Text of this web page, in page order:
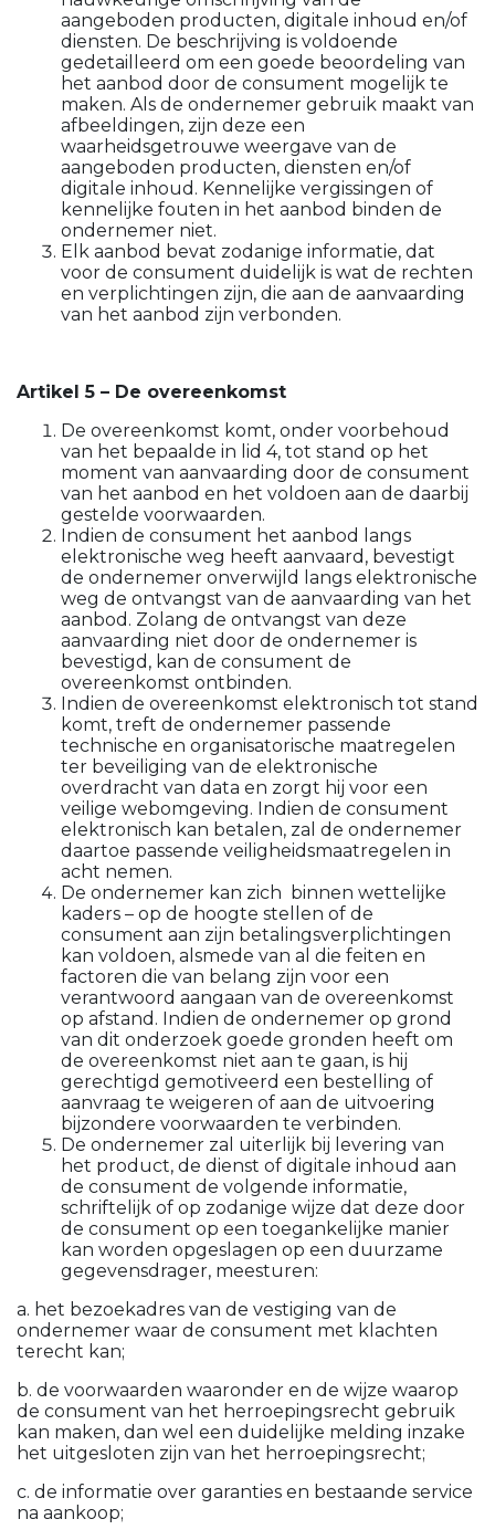
aangeboden producten, digitale inhoud en/of
diensten. De beschrijving is voldoende
gedetailleerd om een goede beoordeling van
het aanbod door de consument mogelijk te
maken. Als de ondernemer gebruik maakt van
afbeeldingen, zijn deze een
waarheidsgetrouwe weergave van de
aangeboden producten, diensten en/of
digitale inhoud. Kennelijke vergissingen of
kennelijke fouten in het aanbod binden de
ondernemer niet.
Elk aanbod bevat zodanige informatie, dat
voor de consument duidelijk is wat de rechten
en verplichtingen zijn, die aan de aanvaarding
van het aanbod zijn verbonden.
Artikel 5 – De overeenkomst
De overeenkomst komt, onder voorbehoud
van het bepaalde in lid 4, tot stand op het
moment van aanvaarding door de consument
van het aanbod en het voldoen aan de daarbij
gestelde voorwaarden.
Indien de consument het aanbod langs
elektronische weg heeft aanvaard, bevestigt
de ondernemer onverwijld langs elektronische
weg de ontvangst van de aanvaarding van het
aanbod. Zolang de ontvangst van deze
aanvaarding niet door de ondernemer is
bevestigd, kan de consument de
overeenkomst ontbinden.
Indien de overeenkomst elektronisch tot stand
komt, treft de ondernemer passende
technische en organisatorische maatregelen
ter beveiliging van de elektronische
overdracht van data en zorgt hij voor een
veilige webomgeving. Indien de consument
elektronisch kan betalen, zal de ondernemer
daartoe passende veiligheidsmaatregelen in
acht nemen.
De ondernemer kan zich binnen wettelijke
kaders – op de hoogte stellen of de
consument aan zijn betalingsverplichtingen
kan voldoen, alsmede van al die feiten en
factoren die van belang zijn voor een
verantwoord aangaan van de overeenkomst
op afstand. Indien de ondernemer op grond
van dit onderzoek goede gronden heeft om
de overeenkomst niet aan te gaan, is hij
gerechtigd gemotiveerd een bestelling of
aanvraag te weigeren of aan de uitvoering
bijzondere voorwaarden te verbinden.
De ondernemer zal uiterlijk bij levering van
het product, de dienst of digitale inhoud aan
de consument de volgende informatie,
schriftelijk of op zodanige wijze dat deze door
de consument op een toegankelijke manier
kan worden opgeslagen op een duurzame
gegevensdrager, meesturen:
a. het bezoekadres van de vestiging van de
ondernemer waar de consument met klachten
terecht kan;
b. de voorwaarden waaronder en de wijze waarop
de consument van het herroepingsrecht gebruik
kan maken, dan wel een duidelijke melding inzake
het uitgesloten zijn van het herroepingsrecht;
c. de informatie over garanties en bestaande service
na aankoop;